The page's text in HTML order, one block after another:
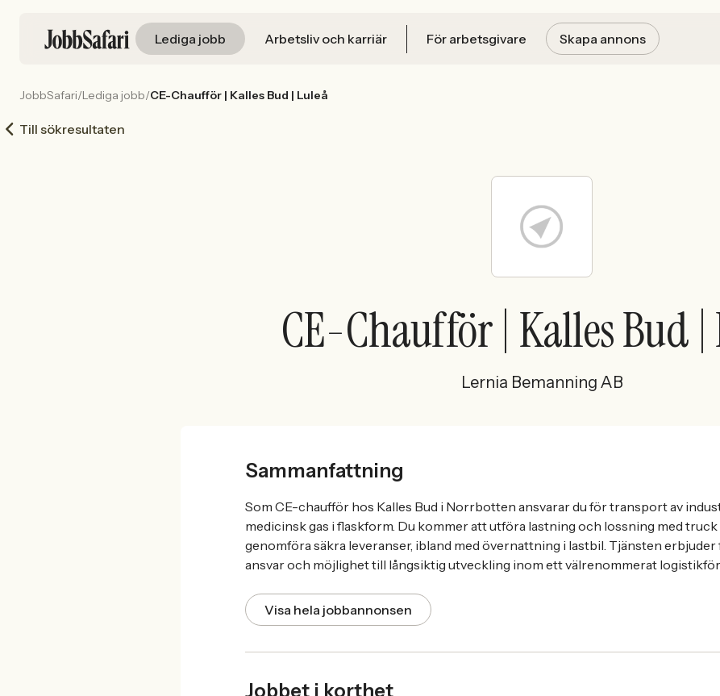
Lediga jobb Arbetsliv och karriär För arbetsgivare Skapa annons
JobbSafari/Lediga jobb/CE-Chaufför | Kalles Bud | Luleå
Till sökresultaten
CE-Chaufför | Kalles Bud |
Lernia Bemanning AB
Sammanfattning
Som CE-chaufför hos Kalles Bud i Norrbotten ansvarar du för transport av
medicinsk gas i flaskform. Du kommer att utföra lastning och lossning med
genomföra säkra leveranser, ibland med övernattning i lastbil. Tjänsten
ansvar och möjlighet till långsiktig utveckling inom ett välrenommerat
Visa hela jobbannonsen
Jobbet i korthet